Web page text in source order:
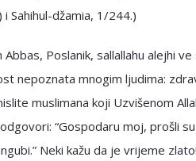
Sahihul-džamia, 1/244.)
Poslanik, sallallahu alejhi ve
nepoznata mnogim ljudima:
muslimana koji Uzvišenom
“Gospodaru moj, prošli
Neki kažu da je vrijeme